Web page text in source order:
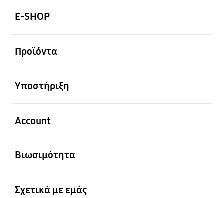
E-SHOP
Προϊόντα
Υποστήριξη
Account
Βιωσιμότητα
Σχετικά με εμάς